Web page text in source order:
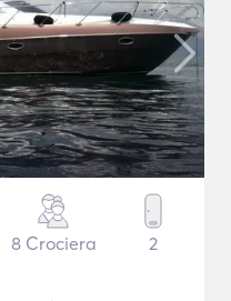
8 Crociera 2